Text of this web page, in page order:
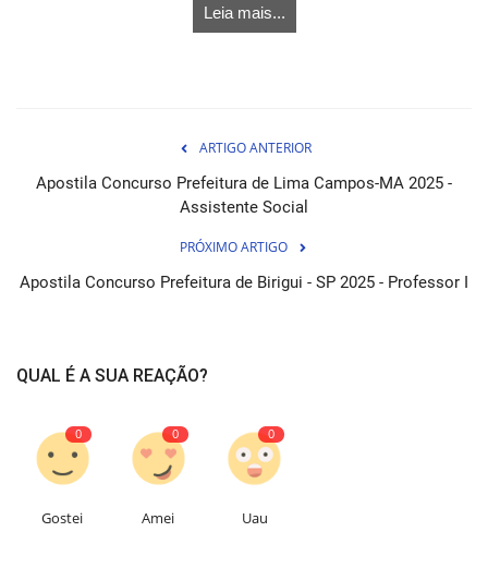
Leia mais...
ARTIGO ANTERIOR
Apostila Concurso Prefeitura de Lima Campos-MA 2025 -
Assistente Social
PRÓXIMO ARTIGO
Apostila Concurso Prefeitura de Birigui - SP 2025 - Professor I
QUAL É A SUA REAÇÃO?
0
Gostei
0
Amei
0
Uau